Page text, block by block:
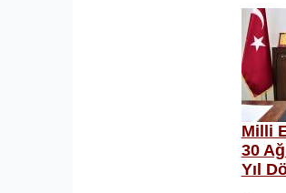
Milli
30
Yıl